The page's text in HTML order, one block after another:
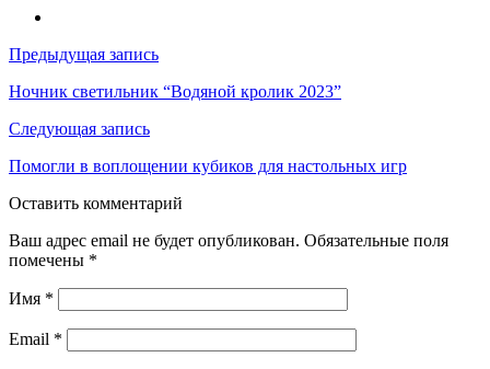
Навигация
по
записям
Предыдущая запись
Ночник светильник “Водяной кролик 2023”
Следующая запись
Помогли в воплощении кубиков для настольных игр
Оставить комментарий
Ваш адрес email не будет опубликован. Обязательные поля
помечены *
Имя *
Email *